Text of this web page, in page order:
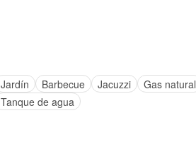
Jardín Barbecue Jacuzzi Gas natural
Tanque de agua